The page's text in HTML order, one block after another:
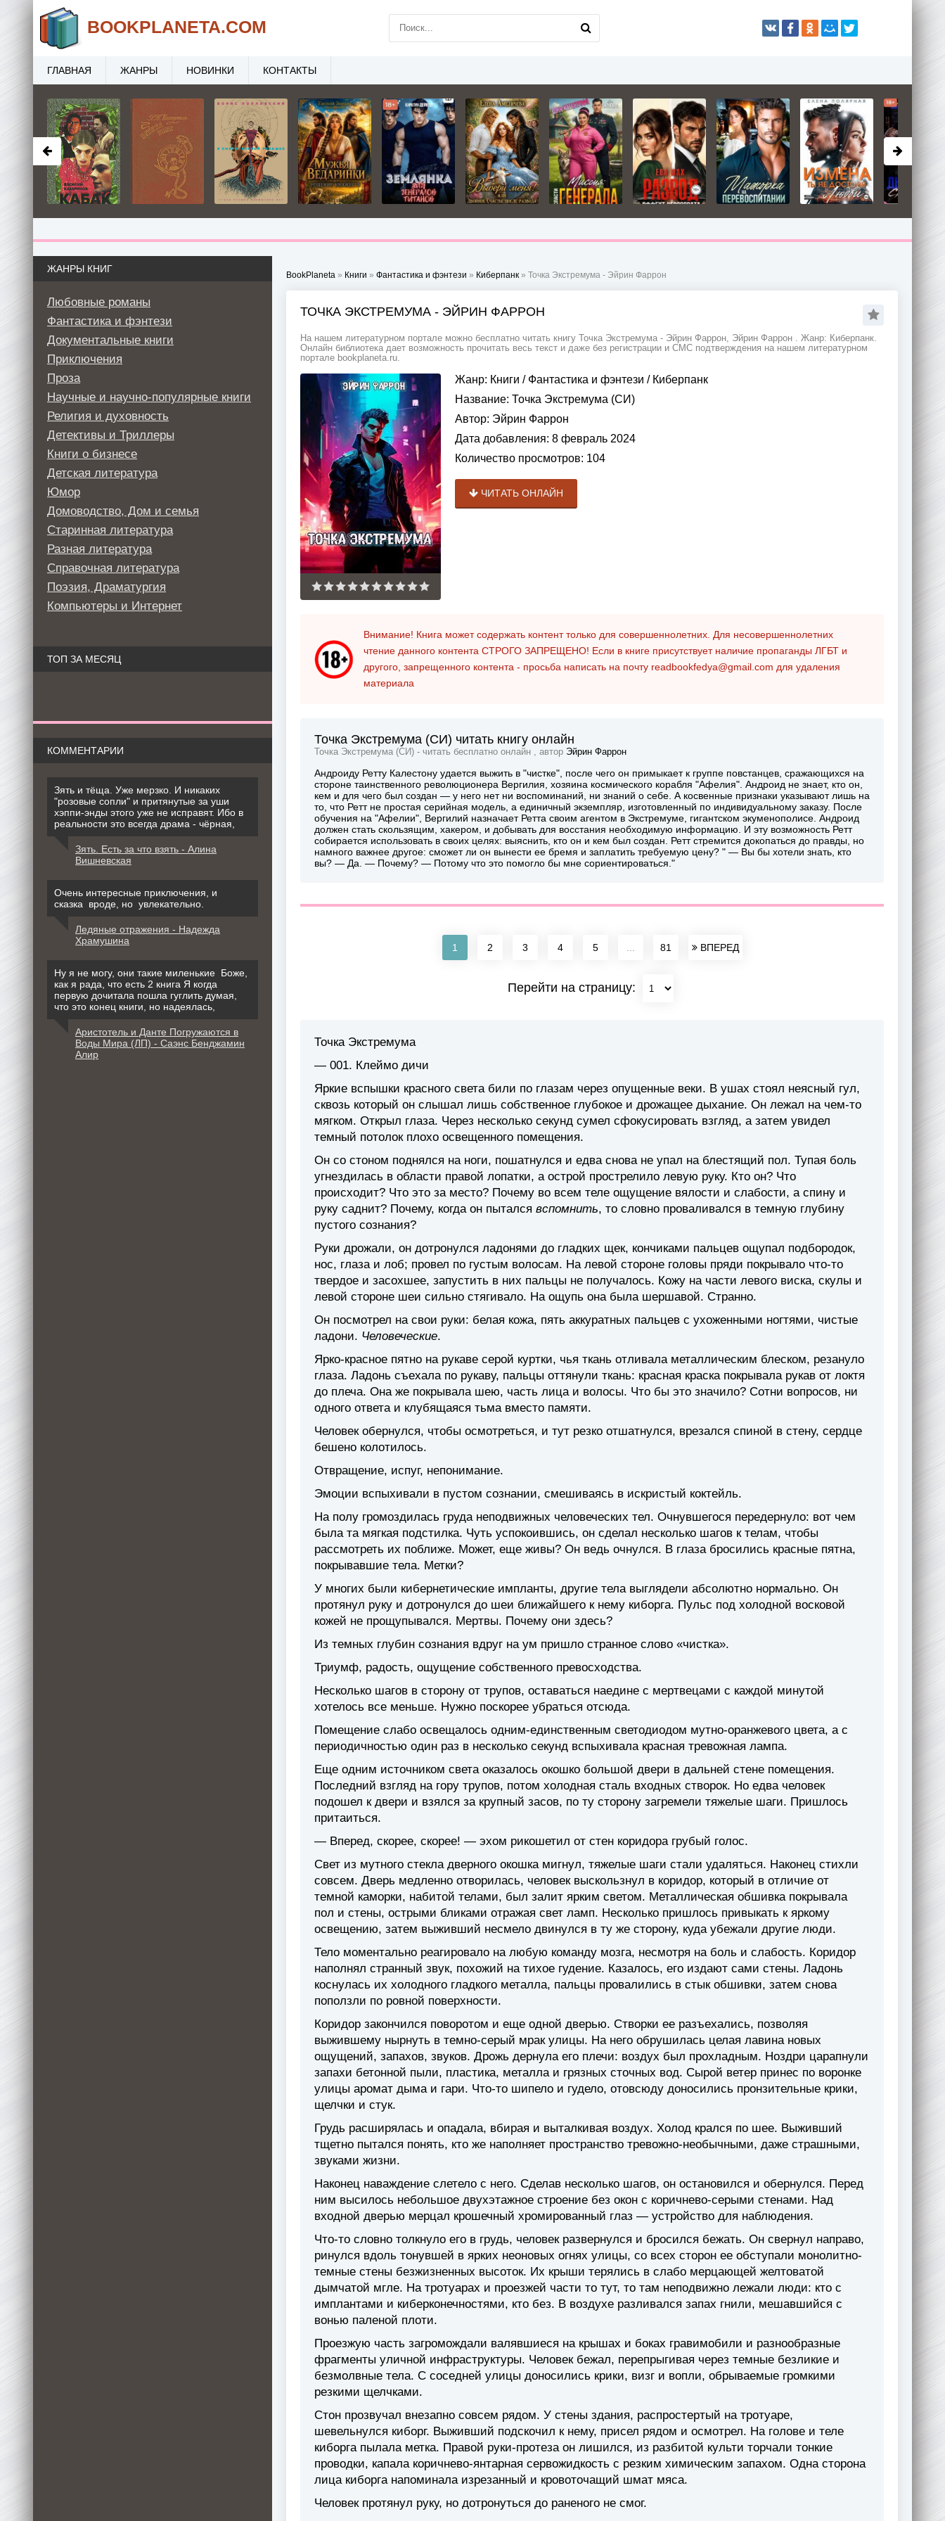
BookPlaneta » Книги » Фантастика и фэнтези » Киберпанк » Точка Экстремума - Эйрин Фаррон
ТОЧКА ЭКСТРЕМУМА - ЭЙРИН ФАРРОН
На нашем литературном портале можно бесплатно читать книгу Точка Экстремума - Эйрин Фаррон, Эйрин Фаррон . Жанр: Киберпанк.
Онлайн библиотека дает возможность прочитать весь текст и даже без регистрации и СМС подтверждения на нашем литературном
портале bookplaneta.ru.
Жанр: Книги / Фантастика и фэнтези / Киберпанк
Название: Точка Экстремума (СИ)
Автор: Эйрин Фаррон
Дата добавления: 8 февраль 2024
Количество просмотров: 104
ЧИТАТЬ ОНЛАЙН
Внимание! Книга может содержать контент только для совершеннолетних. Для несовершеннолетних
чтение данного контента СТРОГО ЗАПРЕЩЕНО! Если в книге присутствует наличие пропаганды ЛГБТ и
другого, запрещенного контента - просьба написать на почту readbookfedya@gmail.com для удаления
материала
Точка Экстремума (СИ) читать книгу онлайн
Точка Экстремума (СИ) - читать бесплатно онлайн , автор Эйрин Фаррон
Андроиду Ретту Калестону удается выжить в "чистке", после чего он примыкает к группе повстанцев, сражающихся на
стороне таинственного революционера Вергилия, хозяина космического корабля "Афелия". Андроид не знает, кто он,
кем и для чего был создан — у него нет ни воспоминаний, ни знаний о себе. А косвенные признаки указывают лишь на
то, что Ретт не простая серийная модель, а единичный экземпляр, изготовленный по индивидуальному заказу. После
обучения на "Афелии", Вергилий назначает Ретта своим агентом в Экстремуме, гигантском экуменополисе. Андроид
должен стать скользящим, хакером, и добывать для восстания необходимую информацию. И эту возможность Ретт
собирается использовать в своих целях: выяснить, кто он и кем был создан. Ретт стремится докопаться до правды, но
намного важнее другое: сможет ли он вынести ее бремя и заплатить требуемую цену? " — Вы бы хотели знать, кто
вы? — Да. — Почему? — Потому что это помогло бы мне сориентироваться."
1 2 3 4 5 81 ВПЕРЕД
Перейти на страницу:
Точка Экстремума
— 001. Клеймо дичи
Яркие вспышки красного света били по глазам через опущенные веки. В ушах стоял неясный гул,
сквозь который он слышал лишь собственное глубокое и дрожащее дыхание. Он лежал на чем-то
мягком. Открыл глаза. Через несколько секунд сумел сфокусировать взгляд, а затем увидел
темный потолок плохо освещенного помещения.
Он со стоном поднялся на ноги, пошатнулся и едва снова не упал на блестящий пол. Тупая боль
угнездилась в области правой лопатки, а острой прострелило левую руку. Кто он? Что
происходит? Что это за место? Почему во всем теле ощущение вялости и слабости, а спину и
руку саднит? Почему, когда он пытался вспомнить, то словно проваливался в темную глубину
пустого сознания?
Руки дрожали, он дотронулся ладонями до гладких щек, кончиками пальцев ощупал подбородок,
нос, глаза и лоб; провел по густым волосам. На левой стороне головы пряди покрывало что-то
твердое и засохшее, запустить в них пальцы не получалось. Кожу на части левого виска, скулы и
левой стороне шеи сильно стягивало. На ощупь она была шершавой. Странно.
Он посмотрел на свои руки: белая кожа, пять аккуратных пальцев с ухоженными ногтями, чистые
ладони. Человеческие.
Ярко-красное пятно на рукаве серой куртки, чья ткань отливала металлическим блеском, резануло
глаза. Ладонь съехала по рукаву, пальцы оттянули ткань: красная краска покрывала рукав от локтя
до плеча. Она же покрывала шею, часть лица и волосы. Что бы это значило? Сотни вопросов, ни
одного ответа и клубящаяся тьма вместо памяти.
Человек обернулся, чтобы осмотреться, и тут резко отшатнулся, врезался спиной в стену, сердце
бешено колотилось.
Отвращение, испуг, непонимание.
Эмоции вспыхивали в пустом сознании, смешиваясь в искристый коктейль.
На полу громоздилась груда неподвижных человеческих тел. Очнувшегося передернуло: вот чем
была та мягкая подстилка. Чуть успокоившись, он сделал несколько шагов к телам, чтобы
рассмотреть их поближе. Может, еще живы? Он ведь очнулся. В глаза бросились красные пятна,
покрывавшие тела. Метки?
У многих были кибернетические импланты, другие тела выглядели абсолютно нормально. Он
протянул руку и дотронулся до шеи ближайшего к нему киборга. Пульс под холодной восковой
кожей не прощупывался. Мертвы. Почему они здесь?
Из темных глубин сознания вдруг на ум пришло странное слово «чистка».
Триумф, радость, ощущение собственного превосходства.
Несколько шагов в сторону от трупов, оставаться наедине с мертвецами с каждой минутой
хотелось все меньше. Нужно поскорее убраться отсюда.
Помещение слабо освещалось одним-единственным светодиодом мутно-оранжевого цвета, а с
периодичностью один раз в несколько секунд вспыхивала красная тревожная лампа.
Еще одним источником света оказалось окошко большой двери в дальней стене помещения.
Последний взгляд на гору трупов, потом холодная сталь входных створок. Но едва человек
подошел к двери и взялся за крупный засов, по ту сторону загремели тяжелые шаги. Пришлось
притаиться.
— Вперед, скорее, скорее! — эхом рикошетил от стен коридора грубый голос.
Свет из мутного стекла дверного окошка мигнул, тяжелые шаги стали удаляться. Наконец стихли
совсем. Дверь медленно отворилась, человек выскользнул в коридор, который в отличие от
темной каморки, набитой телами, был залит ярким светом. Металлическая обшивка покрывала
пол и стены, острыми бликами отражая свет ламп. Несколько пришлось привыкать к яркому
освещению, затем выживший несмело двинулся в ту же сторону, куда убежали другие люди.
Тело моментально реагировало на любую команду мозга, несмотря на боль и слабость. Коридор
наполнял странный звук, похожий на тихое гудение. Казалось, его издают сами стены. Ладонь
коснулась их холодного гладкого металла, пальцы провалились в стык обшивки, затем снова
поползли по ровной поверхности.
Коридор закончился поворотом и еще одной дверью. Створки ее разъехались, позволяя
выжившему нырнуть в темно-серый мрак улицы. На него обрушилась целая лавина новых
ощущений, запахов, звуков. Дрожь дернула его плечи: воздух был прохладным. Ноздри царапнули
запахи бетонной пыли, пластика, металла и грязных сточных вод. Сырой ветер принес по воронке
улицы аромат дыма и гари. Что-то шипело и гудело, отовсюду доносились пронзительные крики,
щелчки и стук.
Грудь расширялась и опадала, вбирая и выталкивая воздух. Холод крался по шее. Выживший
тщетно пытался понять, кто же наполняет пространство тревожно-необычными, даже страшными,
звуками жизни.
Наконец наваждение слетело с него. Сделав несколько шагов, он остановился и обернулся. Перед
ним высилось небольшое двухэтажное строение без окон с коричнево-серыми стенами. Над
входной дверью мерцал крошечный хромированный глаз — устройство для наблюдения.
Что-то словно толкнуло его в грудь, человек развернулся и бросился бежать. Он свернул направо,
ринулся вдоль тонувшей в ярких неоновых огнях улицы, со всех сторон ее обступали монолитно-
темные стены безжизненных высоток. Их крыши терялись в слабо мерцающей желтоватой
дымчатой мгле. На тротуарах и проезжей части то тут, то там неподвижно лежали люди: кто с
имплантами и киберконечностями, кто без. В воздухе разливался запах гнили, мешавшийся с
вонью паленой плоти.
Проезжую часть загромождали валявшиеся на крышах и боках гравимобили и разнообразные
фрагменты уличной инфраструктуры. Человек бежал, перепрыгивая через темные безликие и
безмолвные тела. С соседней улицы доносились крики, визг и вопли, обрываемые громкими
резкими щелчками.
Стон прозвучал внезапно совсем рядом. У стены здания, распростертый на тротуаре,
шевельнулся киборг. Выживший подскочил к нему, присел рядом и осмотрел. На голове и теле
киборга пылала метка. Правой руки-протеза он лишился, из разбитой культи торчали тонкие
проводки, капала коричнево-янтарная сервожидкость с резким химическим запахом. Одна сторона
лица киборга напоминала изрезанный и кровоточащий шмат мяса.
Человек протянул руку, но дотронуться до раненого не смог.
ЖАНРЫ КНИГ
Любовные романы
Фантастика и фэнтези
Документальные книги
Приключения
Проза
Научные и научно-популярные книги
Религия и духовность
Детективы и Триллеры
Книги о бизнесе
Детская литература
Юмор
Домоводство, Дом и семья
Старинная литература
Разная литература
Справочная литература
Поэзия, Драматургия
Компьютеры и Интернет
ТОП ЗА МЕСЯЦ
КОММЕНТАРИИ
Зять и тёща. Уже мерзко. И никаких
"розовые сопли" и притянутые за уши
хэппи-энды этого уже не исправят. Ибо в
реальности это всегда драма - чёрная,
Зять. Есть за что взять - Алина
Вишневская
Очень интересные приключения, и
сказка вроде, но увлекательно.
Ледяные отражения - Надежда
Храмушина
Ну я не могу, они такие миленькие Боже,
как я рада, что есть 2 книга Я когда
первую дочитала пошла гуглить думая,
что это конец книги, но надеялась,
Аристотель и Данте Погружаются в
Воды Мира (ЛП) - Саэнс Бенджамин
Алир
BOOKPLANETA.COM
ГЛАВНАЯ ЖАНРЫ НОВИНКИ КОНТАКТЫ